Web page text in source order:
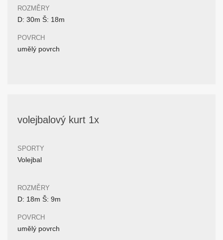
ROZMĚRY
D: 30m Š: 18m
POVRCH
umělý povrch
volejbalový kurt 1x
SPORTY
Volejbal
ROZMĚRY
D: 18m Š: 9m
POVRCH
umělý povrch